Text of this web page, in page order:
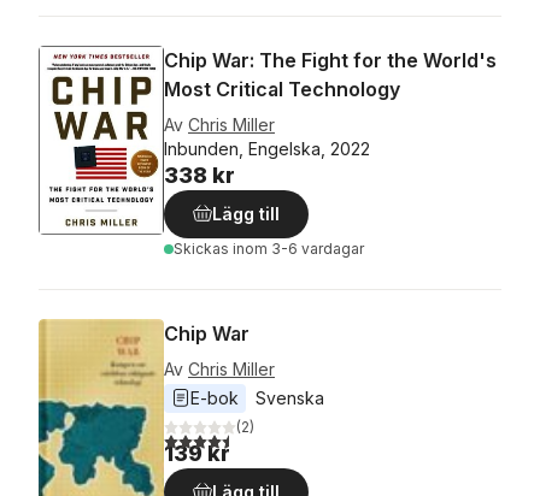
Chip War: The Fight for the World's
Most Critical Technology
Av Chris Miller
Inbunden, Engelska, 2022
338 kr
Lägg till
Skickas inom 3-6 vardagar
Chip War
Av Chris Miller
E-bok
Svenska
4,5utav 5 stjärnor. Totalt antal röster:
(2)
139 kr
Lägg till